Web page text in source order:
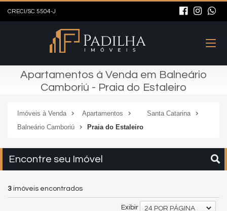
CRECI/SC 5504-J
Apartamentos à Venda em Balneário
Camboriú - Praia do Estaleiro
Imóveis à Venda Apartamentos
Santa Catarina
Balneário Camboriú
Praia do Estaleiro
Encontre seu Imóvel
3 imóveis encontrados
Exibir 24 POR PÁGINA